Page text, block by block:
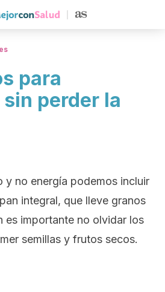
para
perder la
y no energía podemos incluir
integral, que lleve granos
es importante no olvidar los
semillas y frutos secos.